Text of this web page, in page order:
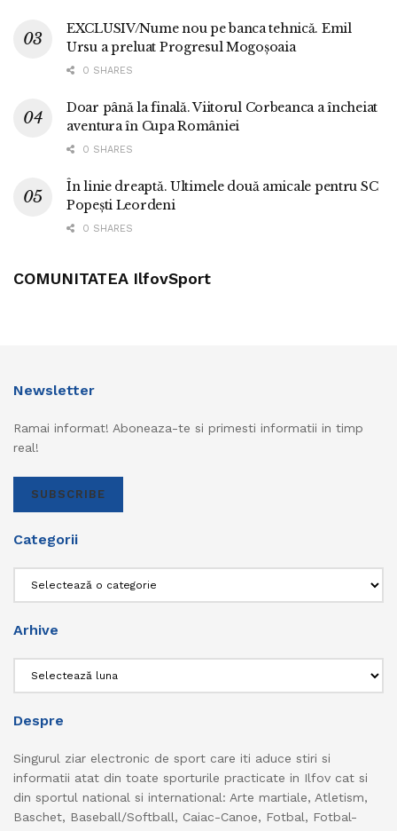
EXCLUSIV/Nume nou pe banca tehnică. Emil
Ursu a preluat Progresul Mogoșoaia
0 SHARES
Doar până la finală. Viitorul Corbeanca a încheiat
aventura în Cupa României
0 SHARES
În linie dreaptă. Ultimele două amicale pentru SC
Popești Leordeni
0 SHARES
COMUNITATEA IlfovSport
Newsletter
Ramai informat! Aboneaza-te si primesti informatii in timp
real!
SUBSCRIBE
Categorii
Arhive
Despre
Singurul ziar electronic de sport care iti aduce stiri si
informatii atat din toate sporturile practicate in Ilfov cat si
din sportul national si international: Arte martiale, Atletism,
Baschet, Baseball/Softball, Caiac-Canoe, Fotbal, Fotbal-